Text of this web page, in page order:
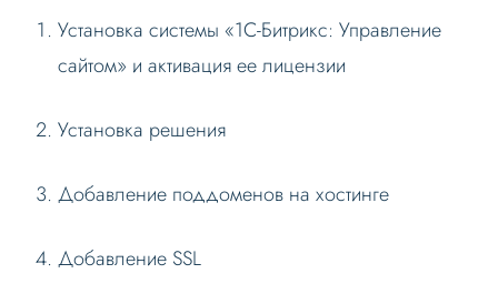
Быстрый старт
Установка в демо-лаборатории Битрикс
Настройка на хостинге
Переход с демо-режима
Установка системы «1С-Битрикс: Управление
сайтом» и активация ее лицензии
Установка решения
Добавление поддоменов на хостинге
Добавление SSL